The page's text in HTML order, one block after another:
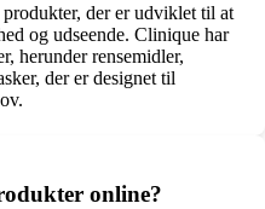
der er udviklet til at
og udseende. Clinique har
herunder rensemidler,
der er designet til
online?